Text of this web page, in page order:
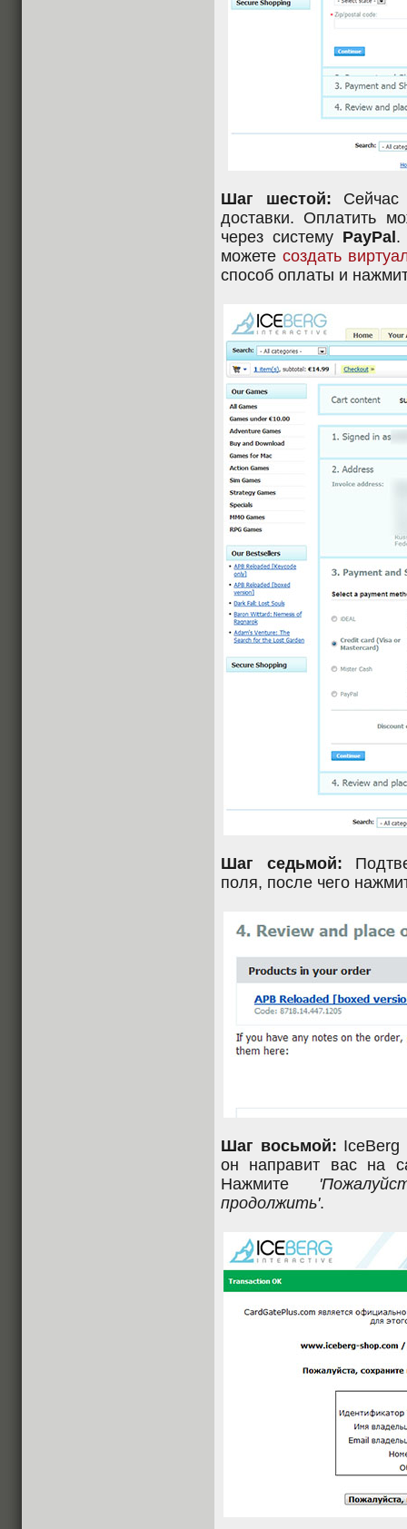
Шаг шестой: Сейчас
доставки. Оплатить
через систему PayPal .
можете создать
способ оплаты и
Шаг седьмой:
поля, после чего
Шаг восьмой: IceBerg
он направит вас на
Нажмите
продолжить'.